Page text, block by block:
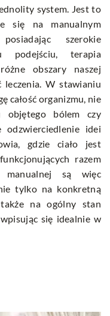
system. Jest to
się na manualnym
szerokie
podejściu, terapia
obszary naszej
leczenia. W stawianiu
całość organizmu, nie
objętego bólem czy
odzwierciedlenie idei
gdzie ciało jest
razem
są więc
tylko na konkretną
na ogólny stan
się idealnie w